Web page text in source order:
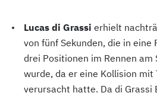
Lucas di Grassi erhielt
von fünf Sekunden, die in eine
drei Positionen im Rennen am
wurde, da er eine Kollision mit
verursacht hatte. Da di Grassi